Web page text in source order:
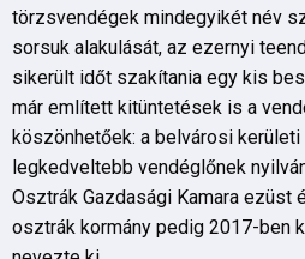
törzsvendégek mindegyikét név
sorsuk alakulását, az ezernyi
sikerült időt szakítania egy kis
már említett kitüntetések is a
köszönhetőek: a belvárosi
legkedveltebb vendéglőnek
Osztrák Gazdasági Kamara ezüst
osztrák kormány pedig 2017-ben